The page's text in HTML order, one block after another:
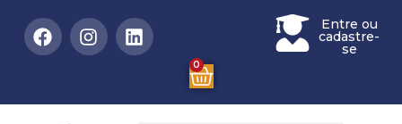
Entre ou
cadastre-
se
0